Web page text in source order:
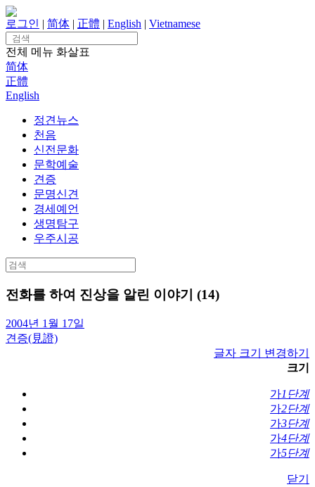
Skip
to
content
로그인 | 简体 | 正體 | English | Vietnamese
Search
for:
전체 메뉴 화살표
简体
正體
English
정견뉴스
천음
신전문화
문학예술
견증
문명신견
경세예언
생명탐구
우주시공
Search
for:
전화를 하여 진상을 알린 이야기 (14)
2004년 1월 17일
견증(見證)
글자 크기 변경하기
크기
가1단계
가2단계
가3단계
가4단계
가5단계
닫기